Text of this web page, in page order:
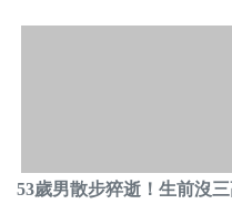
53歲男散步猝逝！生前沒